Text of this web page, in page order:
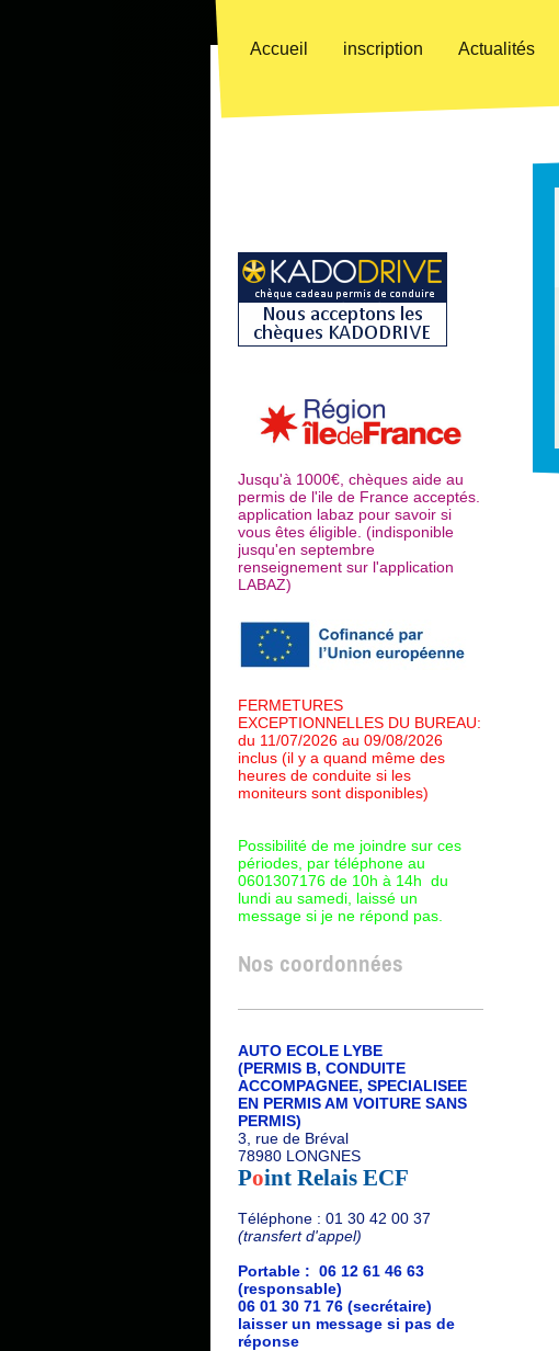
Accueil inscription Actualités
Jusqu'à 1000€, chèques aide au
permis de l'ile de France acceptés.
application labaz pour savoir si
vous êtes éligible. (indisponible
jusqu'en septembre
renseignement sur l'application
LABAZ)
FERMETURES
EXCEPTIONNELLES DU BUREAU:
du 11/07/2026 au 09/08/2026
inclus (il y a quand même des
heures de conduite si les
moniteurs sont disponibles)
Possibilité de me joindre sur ces
périodes, par téléphone au
0601307176 de 10h à 14h du
lundi au samedi, laissé un
message si je ne répond pas.
Nos coordonnées
AUTO ECOLE LYBE
(PERMIS B, CONDUITE
ACCOMPAGNEE, SPECIALISEE
EN PERMIS AM VOITURE SANS
PERMIS)
3, rue de Bréval
78980 LONGNES
Point Relais ECF
Téléphone : 01 30 42 00 37
(transfert d'appel)
Portable : 06 12 61 46 63
(responsable)
06 01 30 71 76 (secrétaire)
laisser un message si pas de
réponse